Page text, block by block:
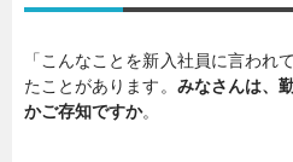
「こんなことを新入社員に言われ
たことがあります。 みなさんは、
かご存知ですか。